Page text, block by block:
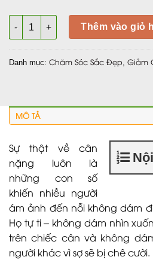
Viên Uống AB - Giảm mỡ thừa tự
Thêm vào giỏ
Danh mục: Chăm Sóc Sắc Đẹp Giảm
MÔ TẢ
Sự thật về cân
nặng luôn là
những con số
khiến nhiều người
ám ảnh đến nỗi không dám
Họ tự ti – không dám nhìn
trên chiếc cân và không
người khác vì sợ sẽ bị chê cười.